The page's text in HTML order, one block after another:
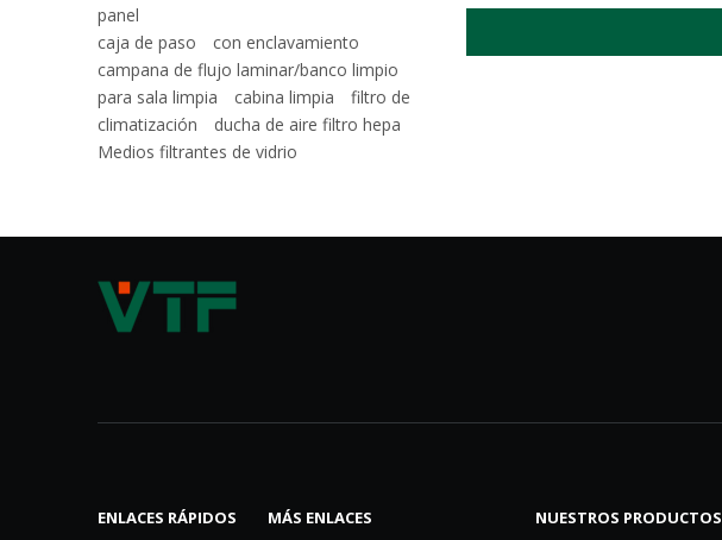
panel
caja de paso
con enclavamiento
campana de flujo laminar/banco limpio
para sala limpia
cabina limpia
filtro de
climatización
ducha de aire filtro hepa
Medios filtrantes de vidrio
ENLACES RÁPIDOS MÁS ENLACES NUESTROS PRODUCTOS